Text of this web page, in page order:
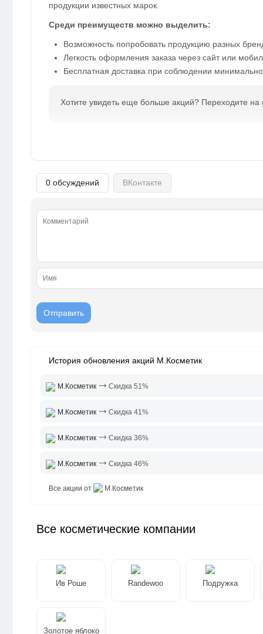
продукции известных марок.
Среди преимуществ можно выделить:
Возможность попробовать продукцию разных
Легкость оформления заказа через сайт или
Бесплатная доставка при соблюдении
Хотите увидеть еще больше акций? Переходите на
0 обсуждений ВКонтакте
История обновления акций М.Косметик
М.Косметик ⤑ Скидка 51%
М.Косметик ⤑ Скидка 41%
М.Косметик ⤑ Скидка 36%
М.Косметик ⤑ Скидка 46%
Все акции от М.Косметик
Все косметические компании
Ив Роше Randewoo Подружка
Золотое яблоко